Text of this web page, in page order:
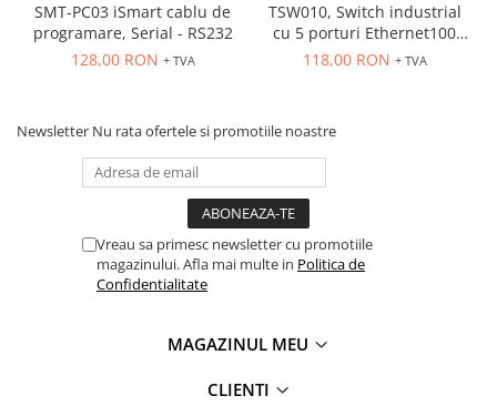
SMT-PC03 iSmart cablu de
programare, Serial - RS232
128,00 RON + TVA
TSW010, Switch industrial
cu 5 porturi Ethernet100
Mbps, montaj pe sina
118,00 RON + TVA
Newsletter Nu rata ofertele si promotiile noastre
Vreau sa primesc newsletter cu promotiile
magazinului. Afla mai multe in Politica de
Confidentialitate
MAGAZINUL MEU
CLIENTI